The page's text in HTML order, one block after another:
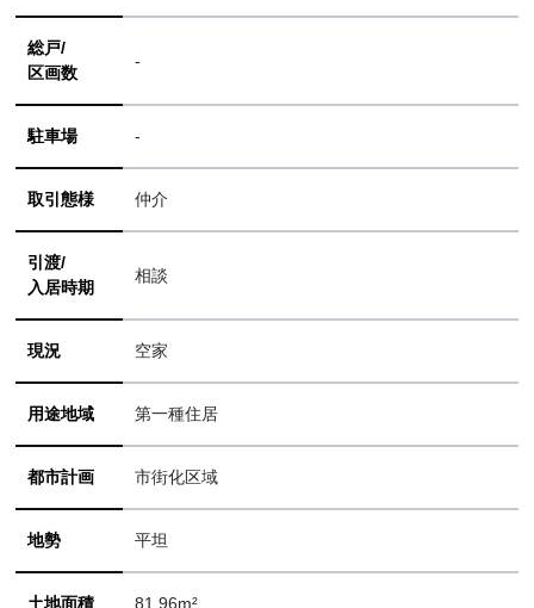
総戸/
区画数
-
駐車場 -
取引態様 仲介
引渡/
入居時期
相談
現況 空家
用途地域 第一種住居
都市計画 市街化区域
地勢 平坦
土地面積 81.96m²